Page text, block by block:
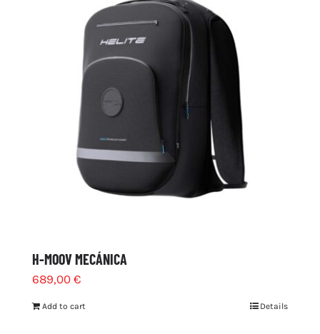
H-MOOV MECÁNICA
689,00 €
Add to cart Details